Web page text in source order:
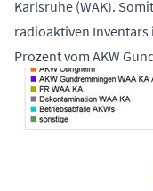
Karlsruhe (WAK).
radioaktiven Inventars
Prozent vom AKW